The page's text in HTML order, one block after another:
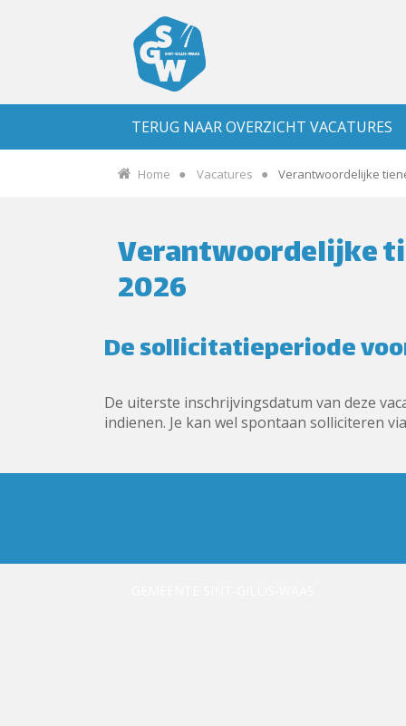
TERUG NAAR OVERZICHT VACATURES
Home Vacatures Verantwoordelijke
Verantwoordelijke
2026
De sollicitatieperiode
De uiterste inschrijvingsdatum van deze
indienen. Je kan wel spontaan solliciteren